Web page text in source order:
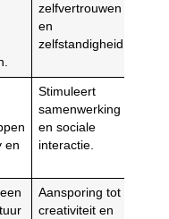
zelfvertrouwen
en
zelfstandigheid.
en
Stimuleert
samenwerking
en sociale
interactie.
Aansporing tot
creativiteit en